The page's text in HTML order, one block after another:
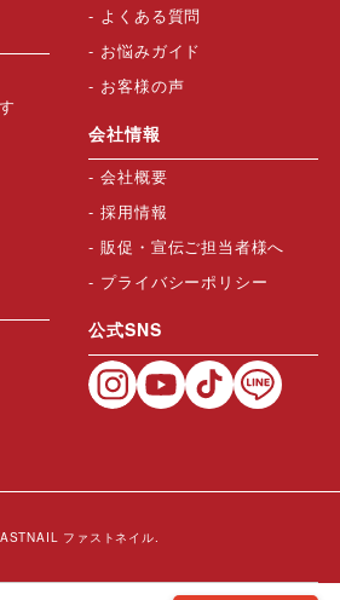
よくある質問
お悩みガイド
お客様の声
会社情報
会社概要
採用情報
販促・宣伝ご担当者様へ
プライバシーポリシー
公式SNS
ファストネイル.